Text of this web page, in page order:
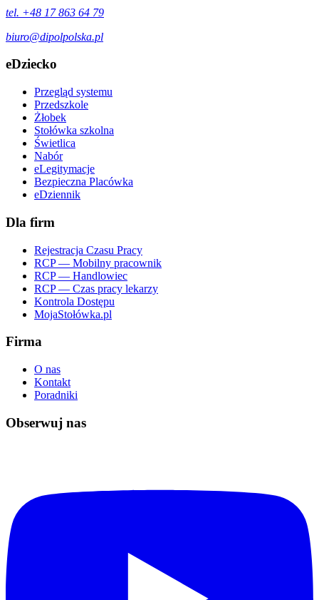
tel. +48 17 863 64 79
biuro@dipolpolska.pl
eDziecko
Przegląd systemu
Przedszkole
Żłobek
Stołówka szkolna
Świetlica
Nabór
eLegitymacje
Bezpieczna Placówka
eDziennik
Dla firm
Rejestracja Czasu Pracy
RCP — Mobilny pracownik
RCP — Handlowiec
RCP — Czas pracy lekarzy
Kontrola Dostępu
MojaStołówka.pl
Firma
O nas
Kontakt
Poradniki
Obserwuj nas